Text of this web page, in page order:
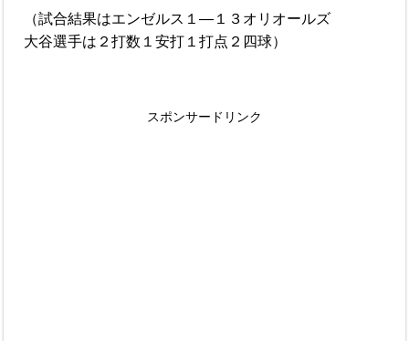
（試合結果はエンゼルス１―１３オリオールズ
大谷選手は２打数１安打１打点２四球）
スポンサードリンク